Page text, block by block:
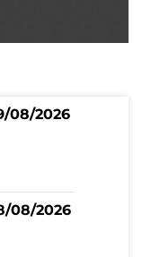
08/2026
08/2026